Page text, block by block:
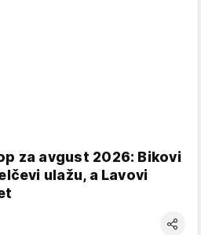
za avgust 2026: Bikovi
ulažu, a Lavovi